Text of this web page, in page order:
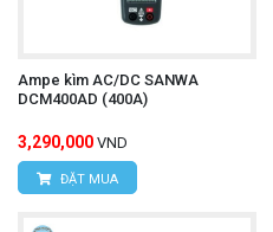
UNI-T UT302D+
Ampe kìm AC/DC SANWA
DCM400AD (400A)
3,290,000 VND
ĐẶT MUA